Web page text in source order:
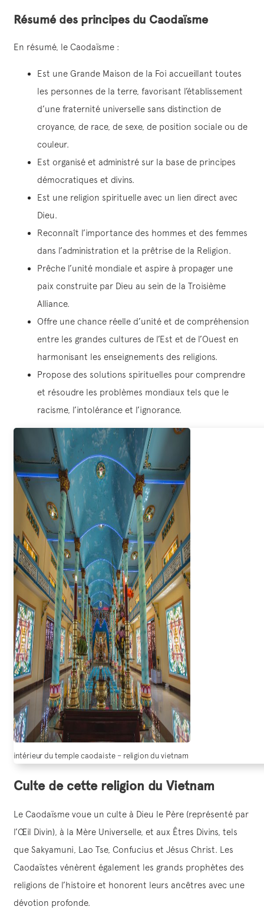
Résumé des principes du Caodaïsme
En résumé, le Caodaïsme :
Est une Grande Maison de la Foi accueillant toutes
les personnes de la terre, favorisant l’établissement
d’une fraternité universelle sans distinction de
croyance, de race, de sexe, de position sociale ou de
couleur.
Est organisé et administré sur la base de principes
démocratiques et divins.
Est une religion spirituelle avec un lien direct avec
Dieu.
Reconnaît l’importance des hommes et des femmes
dans l’administration et la prêtrise de la Religion.
Prêche l’unité mondiale et aspire à propager une
paix construite par Dieu au sein de la Troisième
Alliance.
Offre une chance réelle d’unité et de compréhension
entre les grandes cultures de l’Est et de l’Ouest en
harmonisant les enseignements des religions.
Propose des solutions spirituelles pour comprendre
et résoudre les problèmes mondiaux tels que le
racisme, l’intolérance et l’ignorance.
intérieur du temple caodaiste – religion du vietnam
Culte de cette religion du Vietnam
Le Caodaïsme voue un culte à Dieu le Père (représenté par
l’Œil Divin), à la Mère Universelle, et aux Êtres Divins, tels
que Sakyamuni, Lao Tse, Confucius et Jésus Christ. Les
Caodaïstes vénèrent également les grands prophètes des
religions de l’histoire et honorent leurs ancêtres avec une
dévotion profonde.